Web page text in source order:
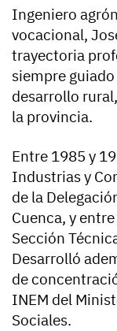
Ingeniero
vocacional,
trayectoria
siempre
desarrollo
la provincia.
Entre 1985 y
Industrias y
de la
Cuenca, y
Sección
Desarrolló
de
INEM del
Sociales.